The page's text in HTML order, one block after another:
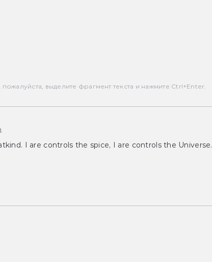
выделите фрагмент текста и нажмите Ctrl+Enter.
I are controls the spice, I are controls the Universe.